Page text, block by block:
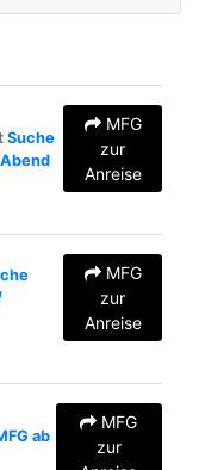
Suche
MFG
zur
Anreise
MFG
zur
Anreise
ab
MFG
zur